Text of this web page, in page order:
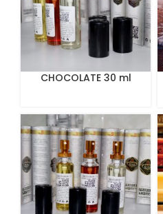
CHOCOLATE 30 ml